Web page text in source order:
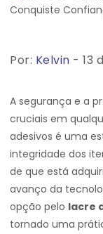
Por: Kelvin - 13
A segurança e a
cruciais em
adesivos é uma
integridade dos
de que está
avanço da
opção pelo lacre
tornado uma